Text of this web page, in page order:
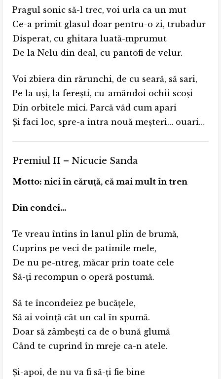
Pragul sonic să-l trec, voi urla ca un mut
Ce-a primit glasul doar pentru-o zi, trubadur
Disperat, cu ghitara luată-mprumut
De la Nelu din deal, cu pantofi de velur.
Voi zbiera din rărunchi, de cu seară, să sari,
Pe la uşi, la fereşti, cu-amândoi ochii scoși
Din orbitele mici. Parcă văd cum apari
Şi faci loc, spre-a intra nouă meşteri… ouari…
Premiul II – Nicucie Sanda
Motto: nici în căruță, că mai mult în tren
Din condei…
Te vreau întins în lanul plin de brumă,
Cuprins pe veci de patimile mele,
De nu pe-ntreg, măcar prin toate cele
Să-ți recompun o operă postumă.
Să te încondeiez pe bucățele,
Să ai voință cât un cal în spumă.
Doar să zâmbești ca de o bună glumă
Când te cuprind în mreje ca-n atele.
Și-apoi, de nu va fi să-ți fie bine